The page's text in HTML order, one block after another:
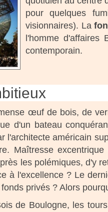
pour quelques
visionnaires). La
l'homme
contemporain.
œuf de bois, de
d'un bateau
l'architecte américain
Maîtresse
les polémiques, d'y
à l'excellence ? Le
privés ? Alors
de Boulogne, les